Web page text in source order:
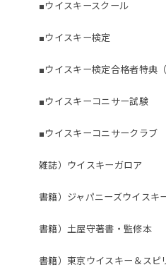
■ウイスキースクール
■ウイスキー検定
■ウイスキー検定合格者特典
■ウイスキーコニサー試験
■ウイスキーコニサークラブ
雑誌）ウイスキーガロア
書籍）ジャパニーズウイスキ
書籍）土屋守著書・監修本
書籍）東京ウイスキー＆スピ